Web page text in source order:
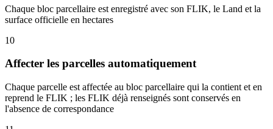
Chaque bloc parcellaire est enregistré avec son FLIK, le Land et la
surface officielle en hectares
10
Affecter les parcelles automatiquement
Chaque parcelle est affectée au bloc parcellaire qui la contient et en
reprend le FLIK ; les FLIK déjà renseignés sont conservés en
l'absence de correspondance